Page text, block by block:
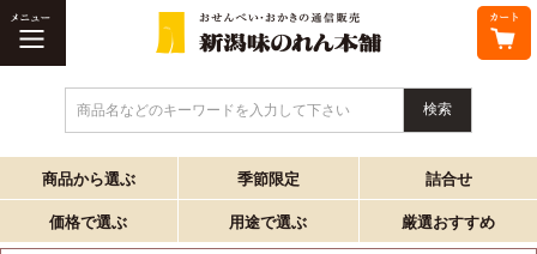
商品名などのキーワードを入力して下さい
商品から選ぶ 季節限定 詰合せ
価格で選ぶ 用途で選ぶ 厳選おすすめ